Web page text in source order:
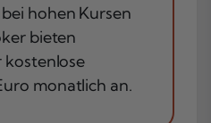
hohen Kursen
bieten
kostenlose
monatlich an.